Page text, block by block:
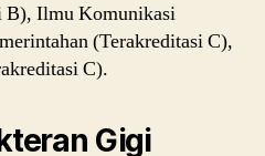
B), Ilmu Komunikasi
(Terakreditasi C),
C).
Gigi